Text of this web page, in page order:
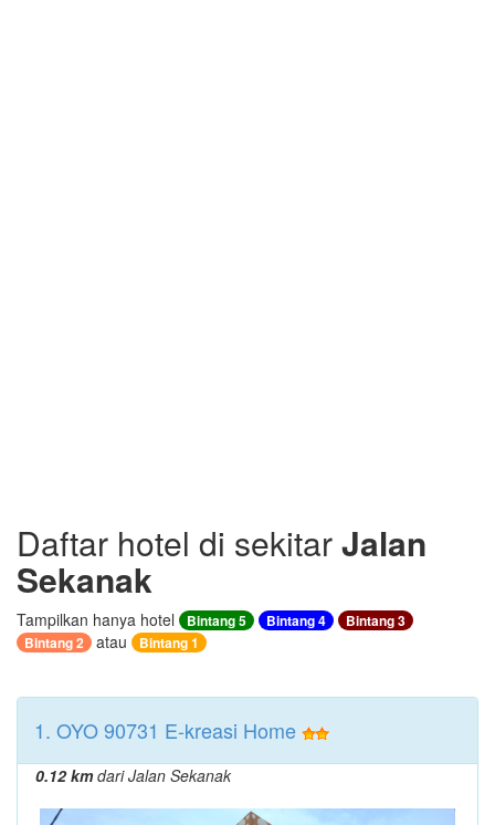
Daftar hotel di sekitarJalan
Sekanak
Tampilkan hanya hotel Bintang 5 Bintang 4
Bintang 3
Bintang 2
atau Bintang 1
1. OYO 90731 E-kreasi Home
0.12 kmdari Jalan Sekanak